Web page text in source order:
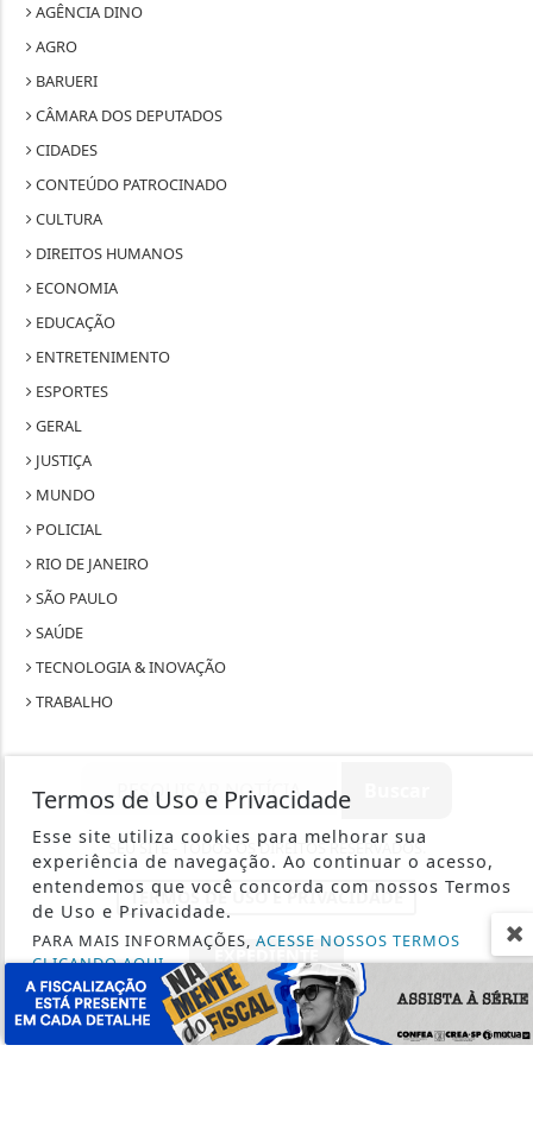
AGÊNCIA DINO
AGRO
BARUERI
CÂMARA DOS DEPUTADOS
CIDADES
CONTEÚDO PATROCINADO
CULTURA
DIREITOS HUMANOS
ECONOMIA
EDUCAÇÃO
ENTRETENIMENTO
ESPORTES
GERAL
JUSTIÇA
MUNDO
POLICIAL
RIO DE JANEIRO
SÃO PAULO
SAÚDE
TECNOLOGIA & INOVAÇÃO
TRABALHO
SEU SITE - TODOS OS DIREITOS RESERVADOS.
TERMOS DE USO E PRIVACIDADE
EXPEDIENTE
SOBRE
Termos de Uso e Privacidade
Esse site utiliza cookies para melhorar sua
experiência de navegação. Ao continuar o acesso,
entendemos que você concorda com nossos Termos
de Uso e Privacidade.
PARA MAIS INFORMAÇÕES, ACESSE NOSSOS TERMOS
CLICANDO AQUI
PROSSEGUIR